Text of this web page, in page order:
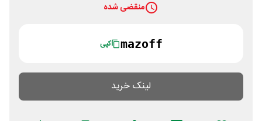
منقضی شده
mazoff کپی
لینک خرید